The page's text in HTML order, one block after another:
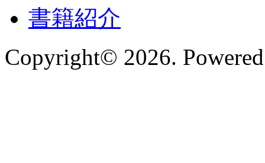
書籍紹介
Copyright© 2026.